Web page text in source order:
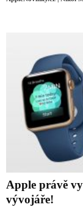
Apple právě
vývojáře!